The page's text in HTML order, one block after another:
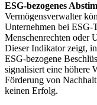
ESG-bezogenes
Vermögensverwalter
Unternehmen bei
Menschenrechten oder
Dieser Indikator zeigt,
ESG-bezogene
signalisiert eine höhere
Förderung von
keinen Erfolg.